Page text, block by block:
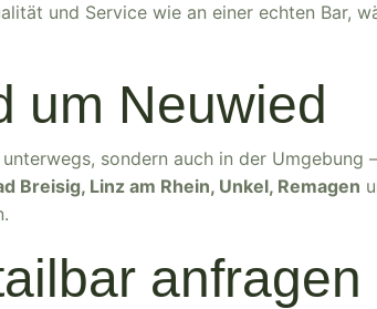
und Service wie an einer echten Bar,
um Neuwied
sondern auch in der Umgebung
Breisig, Linz am Rhein, Unkel, Remagen
anfragen